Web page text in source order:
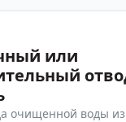
или
очищенной воды из